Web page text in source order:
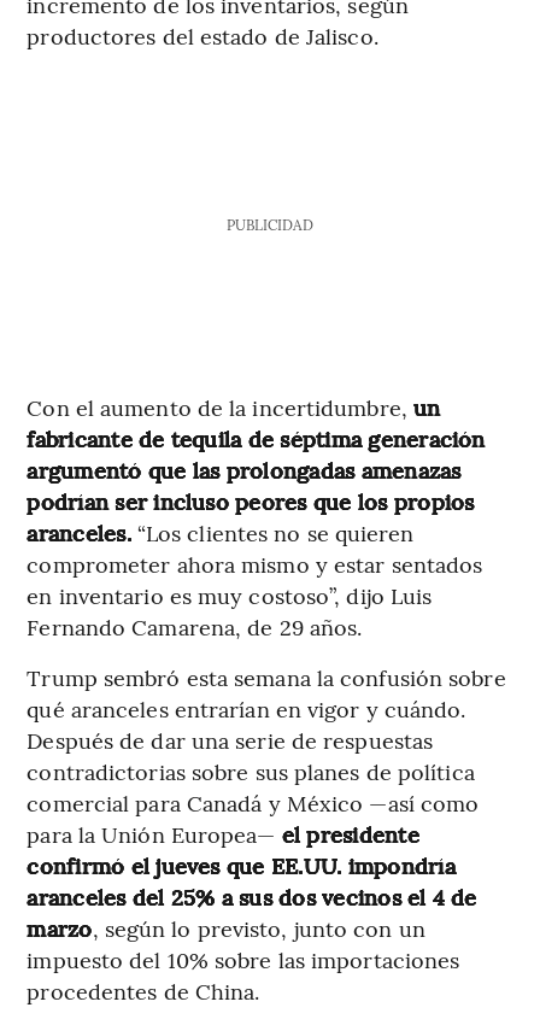
productores del estado de Jalisco.
PUBLICIDAD
Con el aumento de la incertidumbre, un
fabricante de tequila de séptima generación
argumentó que las prolongadas amenazas
podrían ser incluso peores que los propios
aranceles.“Los clientes no se quieren
comprometer ahora mismo y estar sentados
en inventario es muy costoso”, dijo Luis
Fernando Camarena, de 29 años.
Trump sembró esta semana la confusión sobre
qué aranceles entrarían en vigor y cuándo.
Después de dar una serie de respuestas
contradictorias sobre sus planes de política
comercial para Canadá y México —así como
para la Unión Europea— el presidente
confirmó el jueves que EE.UU. impondría
aranceles del 25% a sus dos vecinos el 4 de
marzo, según lo previsto, junto con un
impuesto del 10% sobre las importaciones
procedentes de China.